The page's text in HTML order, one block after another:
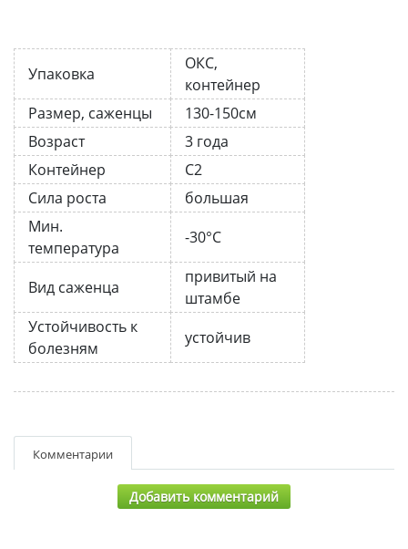
Упаковка
ОКС,
контейнер
Размер, саженцы
130-150см
Возраст
3 года
Контейнер
С2
Сила роста
большая
Мин.
температура
-30°C
Вид саженца
привитый на
штамбе
Устойчивость к
болезням
устойчив
Комментарии
Добавить комментарий